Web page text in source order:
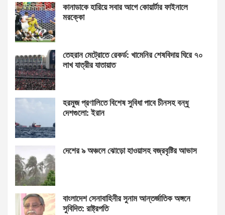
কানাডাকে হারিয়ে সবার আগে কোয়ার্টার ফাইনালে
মরক্কো
তেহরান মেট্রোতে রেকর্ড: খামেনির শেষবিদায় ঘিরে ৭০
লাখ যাত্রীর যাতায়াত
হরমুজ প্রণালিতে বিশেষ সুবিধা পাবে চীনসহ বন্ধু
দেশগুলো: ইরান
দেশের ৯ অঞ্চলে ঝোড়ো হাওয়াসহ বজ্রবৃষ্টির আভাস
বাংলাদেশ সেনাবাহিনীর সুনাম আন্তর্জাতিক অঙ্গনে
সুবিদিত: রাষ্ট্রপতি